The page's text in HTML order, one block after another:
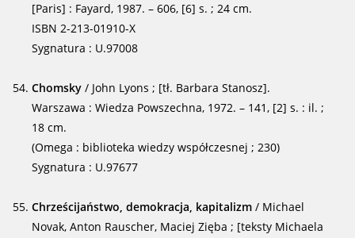
[Paris] : Fayard, 1987. – 606, [6] s. ; 24 cm.
ISBN 2-213-01910-X
Sygnatura : U.97008
Chomsky / John Lyons ; [tł. Barbara Stanosz].
Warszawa : Wiedza Powszechna, 1972. – 141, [2] s. : il. ;
18 cm.
(Omega : biblioteka wiedzy współczesnej ; 230)
Sygnatura : U.97677
Chrześcijaństwo, demokracja, kapitalizm / Michael
Novak, Anton Rauscher, Maciej Zięba ; [teksty Michaela